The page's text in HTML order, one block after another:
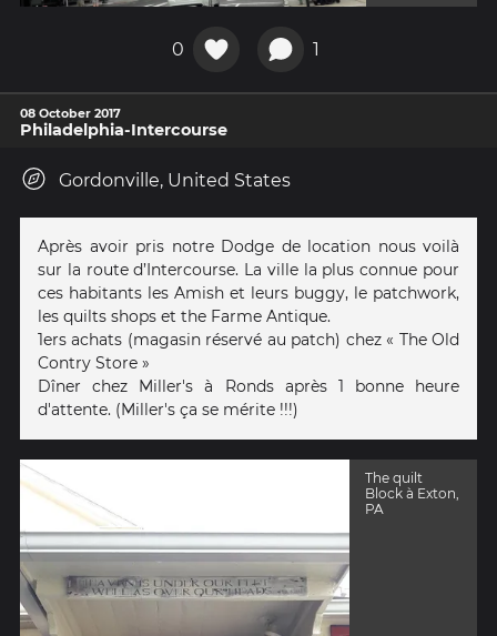
0 1
08 October 2017
Philadelphia-Intercourse
Gordonville, United States
Après avoir pris notre Dodge de location nous voilà
sur la route d’Intercourse. La ville la plus connue pour
ces habitants les Amish et leurs buggy, le patchwork,
les quilts shops et the Farme Antique.
1ers achats (magasin réservé au patch) chez « The Old
Contry Store »
Dîner chez Miller's à Ronds après 1 bonne heure
d'attente. (Miller's ça se mérite !!!)
The quilt
Block à Exton,
PA